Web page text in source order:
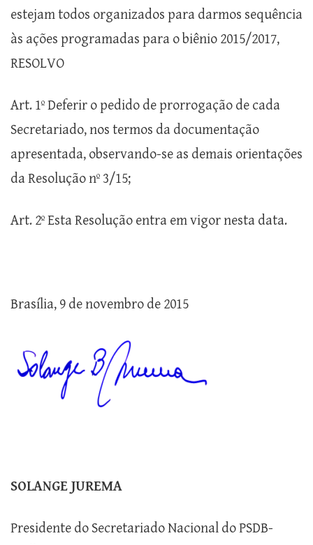
estejam todos organizados para darmos sequência
às ações programadas para o biênio 2015/2017,
RESOLVO
Art. 1º Deferir o pedido de prorrogação de cada
Secretariado, nos termos da documentação
apresentada, observando-se as demais orientações
da Resolução nº 3/15;
Art. 2º Esta Resolução entra em vigor nesta data.
Brasília, 9 de novembro de 2015
SOLANGE JUREMA
Presidente do Secretariado Nacional do PSDB-